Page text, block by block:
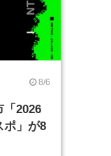
8/6
「2026
ポ」が8